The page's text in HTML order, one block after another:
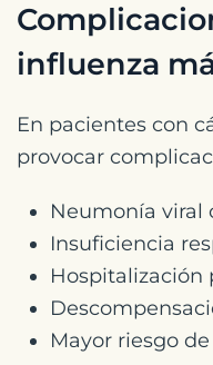
influenza
En pacientes con
provocar
Neumonía viral
Insuficiencia
Hospitalización
Mayor riesgo